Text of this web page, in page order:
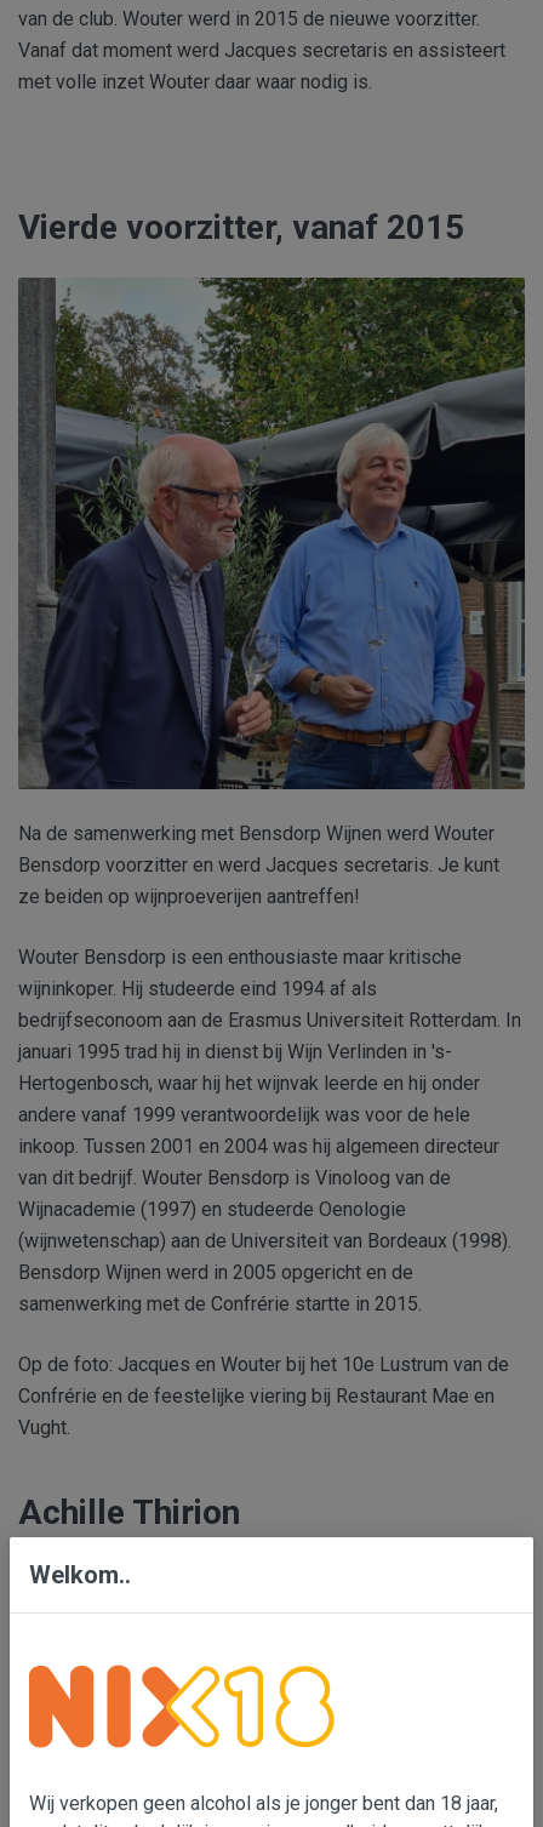
van de club. Wouter werd in 2015 de nieuwe voorzitter.
Vanaf dat moment werd Jacques secretaris en assisteert
met volle inzet Wouter daar waar nodig is.
Vierde voorzitter, vanaf 2015
Na de samenwerking met Bensdorp Wijnen werd Wouter
Bensdorp voorzitter en werd Jacques secretaris. Je kunt
ze beiden op wijnproeverijen aantreffen!
Wouter Bensdorp is een enthousiaste maar kritische
wijninkoper. Hij studeerde eind 1994 af als
bedrijfseconoom aan de Erasmus Universiteit Rotterdam. In
januari 1995 trad hij in dienst bij Wijn Verlinden in 's-
Hertogenbosch, waar hij het wijnvak leerde en hij onder
andere vanaf 1999 verantwoordelijk was voor de hele
inkoop. Tussen 2001 en 2004 was hij algemeen directeur
van dit bedrijf. Wouter Bensdorp is Vinoloog van de
Wijnacademie (1997) en studeerde Oenologie
(wijnwetenschap) aan de Universiteit van Bordeaux (1998).
Bensdorp Wijnen werd in 2005 opgericht en de
samenwerking met de Confrérie startte in 2015.
Op de foto: Jacques en Wouter bij het 10e Lustrum van de
Confrérie en de feestelijke viering bij Restaurant Mae en
Vught.
Achille Thirion
Welkom..
Wij verkopen geen alcohol als je jonger bent dan 18 jaar,